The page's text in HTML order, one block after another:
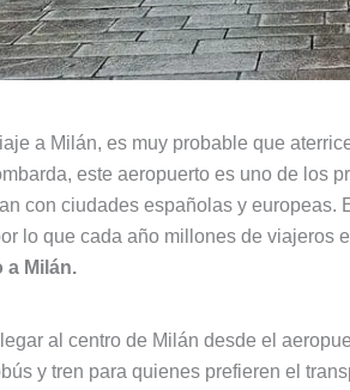
a Milán, es muy probable que
este aeropuerto es uno de los
con ciudades españolas y
lo que cada año millones de viajeros
a Milán.
al centro de Milán desde el
y tren para quienes prefieren el